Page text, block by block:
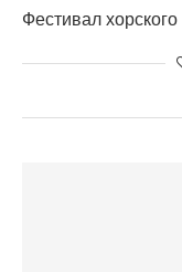
Фестивал